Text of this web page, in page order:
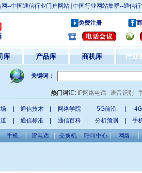
网--中国通信行业门户网站 | 中国行业网站集群--通信
免费注册
库 产品库 商机库 行业
关键词：
热门词汇: IP网络电话 语音识别
通信技术 网络学院 5G前沿
通信标准 通信百科 分析预测 手
手机 | IP电话 | 交换机 | 呼叫中心 | 网络 |